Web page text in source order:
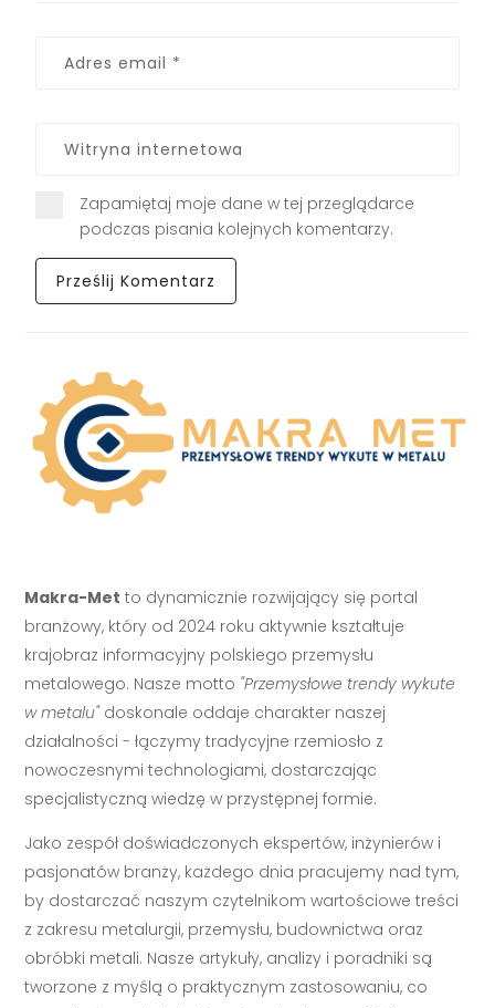
Zapamiętaj moje dane w tej przeglądarce
podczas pisania kolejnych komentarzy.
Makra-Met to dynamicznie rozwijający się portal
branżowy, który od 2024 roku aktywnie kształtuje
krajobraz informacyjny polskiego przemysłu
metalowego. Nasze motto "Przemysłowe trendy wykute
w metalu"doskonale oddaje charakter naszej
działalności - łączymy tradycyjne rzemiosło z
nowoczesnymi technologiami, dostarczając
specjalistyczną wiedzę w przystępnej formie.
Jako zespół doświadczonych ekspertów, inżynierów i
pasjonatów branży, każdego dnia pracujemy nad tym,
by dostarczać naszym czytelnikom wartościowe treści
z zakresu metalurgii, przemysłu, budownictwa oraz
obróbki metali. Nasze artykuły, analizy i poradniki są
tworzone z myślą o praktycznym zastosowaniu, co